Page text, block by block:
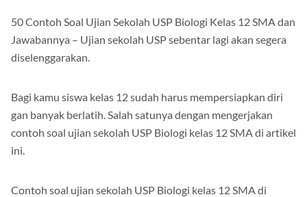
50 Contoh Soal Ujian Sekolah USP Biologi Kelas 12 SMA dan
Jawabannya – Ujian sekolah USP sebentar lagi akan segera
diselenggarakan.
Bagi kamu siswa kelas 12 sudah harus mempersiapkan diri
gan banyak berlatih. Salah satunya dengan mengerjakan
contoh soal ujian sekolah USP Biologi kelas 12 SMA di artikel
ini.
Contoh soal ujian sekolah USP Biologi kelas 12 SMA di